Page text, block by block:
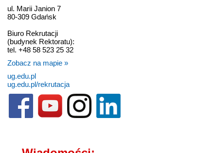
ul. Marii Janion 7
80-309 Gdańsk
Biuro Rekrutacji
(budynek Rektoratu):
tel. +48 58 523 25 32
Zobacz na mapie »
ug.edu.pl
ug.edu.pl/rekrutacja